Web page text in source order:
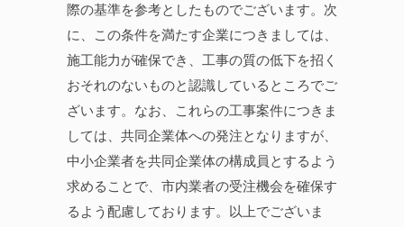
際の基準を参考としたものでございます。次
に、この条件を満たす企業につきましては、
施工能力が確保でき、工事の質の低下を招く
おそれのないものと認識しているところでご
ざいます。なお、これらの工事案件につきま
しては、共同企業体への発注となりますが、
中小企業者を共同企業体の構成員とするよう
求めることで、市内業者の受注機会を確保す
るよう配慮しております。以上でございま